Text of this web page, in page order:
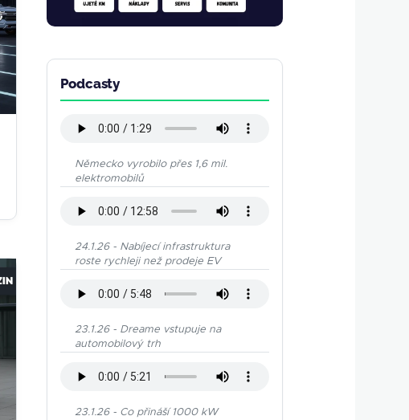
Podcasty
Německo vyrobilo přes 1,6 mil.
elektromobilů
24.1.26 - Nabíjecí infrastruktura
roste rychleji než prodeje EV
23.1.26 - Dreame vstupuje na
automobilový trh
23.1.26 - Co přináší 1000 kW